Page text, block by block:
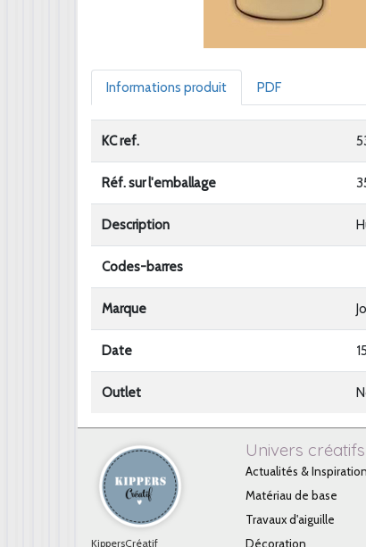
Informations produit PDF
KC ref.
Réf. sur l'emballage
Description
Codes-barres
Marque
Date
Outlet
KippersCréatif
Univers créatifs
Actualités & Inspiration
Matériau de base
Travaux d'aiguille
Décoration